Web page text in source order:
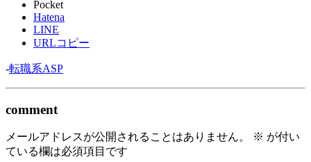
Pocket
Hatena
LINE
URLコピー
-転職系ASP
comment
メールアドレスが公開されることはありません。 ※ が付い
ている欄は必須項目です